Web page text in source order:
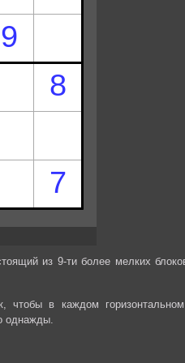
из 9-ти более мелких
в каждом
однажды.